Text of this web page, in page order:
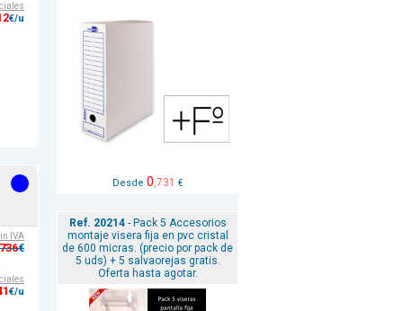
€/u
IVA
€
€/u
Desde 0,731 €
Ref. 20214- Pack 5 Accesorios
montaje visera fija en pvc cristal
de 600 micras. (precio por pack de
5 uds) + 5 salvaorejas gratis.
Oferta hasta agotar.